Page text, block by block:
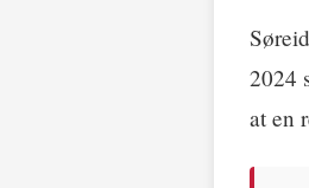
2024
at en